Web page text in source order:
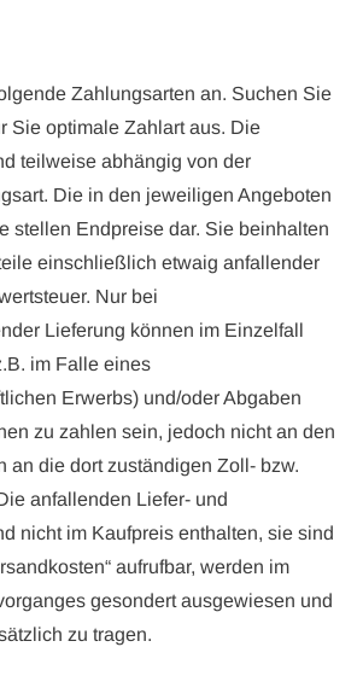
Zahlungsarten an. Suchen Sie
Sie optimale Zahlart aus. Die
teilweise abhängig von der
Die in den jeweiligen Angeboten
stellen Endpreise dar. Sie beinhalten
einschließlich etwaig anfallender
Nur bei
Lieferung können im Einzelfall
im Falle eines
Erwerbs) und/oder Abgaben
zu zahlen sein, jedoch nicht an den
an die dort zuständigen Zoll- bzw.
anfallenden Liefer- und
nicht im Kaufpreis enthalten, sie sind
aufrufbar, werden im
gesondert ausgewiesen und
zu tragen.